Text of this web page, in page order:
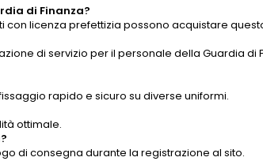
di Finanza?
con licenza prefettizia possono acquistare
di servizio per il personale della Guardia di
rapido e sicuro su diverse uniformi.
ottimale.
di consegna durante la registrazione al sito.